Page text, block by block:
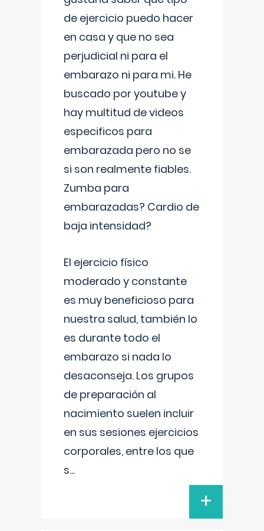
de ejercicio puedo hacer
en casa y que no sea
perjudicial ni para el
embarazo ni para mi. He
buscado por youtube y
hay multitud de videos
especificos para
embarazada pero no se
si son realmente fiables.
Zumba para
embarazadas? Cardio de
baja intensidad?
El ejercicio físico
moderado y constante
es muy beneficioso para
nuestra salud, también lo
es durante todo el
embarazo si nada lo
desaconseja. Los grupos
de preparación al
nacimiento suelen incluir
en sus sesiones ejercicios
corporales, entre los que
s...
+